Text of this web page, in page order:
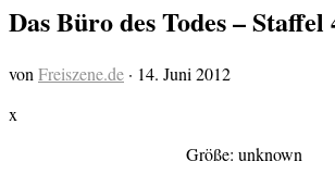
Das Büro des Todes – Staffel
von Freiszene.de · 14. Juni 2012
x
Größe: unknown